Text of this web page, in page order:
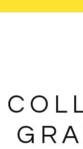
ACCUEIL
ENTREPRISE
OBJETS DÉCO